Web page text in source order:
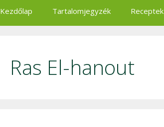
Kezdőlap Tartalomjegyzék Receptek
Ras El-hanout